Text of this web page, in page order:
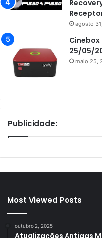
agosto
Cinebox
25/05/
maio 25,
Publicidade:
Most Viewed Posts
outubro 2, 2025
Atualizações Antigas